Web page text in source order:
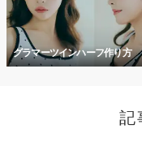
グラマーツインハーフ作り方
記